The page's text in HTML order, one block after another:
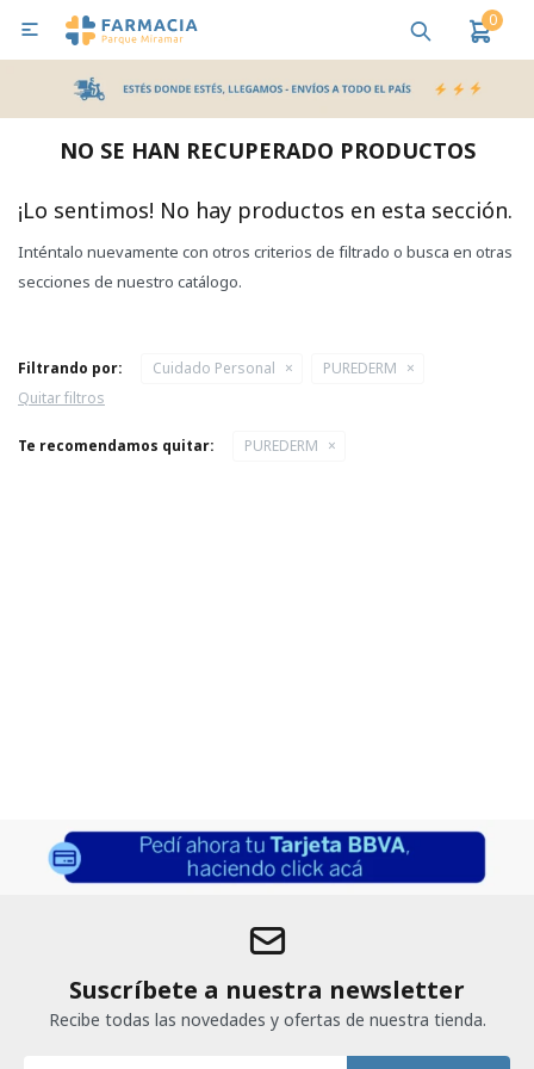
0

NO SE HAN RECUPERADO PRODUCTOS
¡Lo sentimos! No hay productos en esta sección.
Inténtalo nuevamente con otros criterios de filtrado o busca en otras
secciones de nuestro catálogo.
Filtrando por: Cuidado Personal
PUREDERM
Quitar filtros
Te recomendamos quitar: PUREDERM
Suscríbete a nuestra newsletter
Recibe todas las novedades y ofertas de nuestra tienda.
MI CUENTA
Bebes y Maternidad Salud
Pañales y Toallitas
Lactancia y Nutrición
Higiene y Bienestar